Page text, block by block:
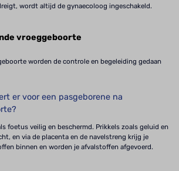
wordt altijd de gynaecoloog ingeschakeld.
vroeggeboorte
worden de controle en begeleiding gedaan
er voor een pasgeborene na
foetus veilig en beschermd. Prikkels zoals geluid en
en via de placenta en de navelstreng krijg je
binnen en worden je afvalstoffen afgevoerd.